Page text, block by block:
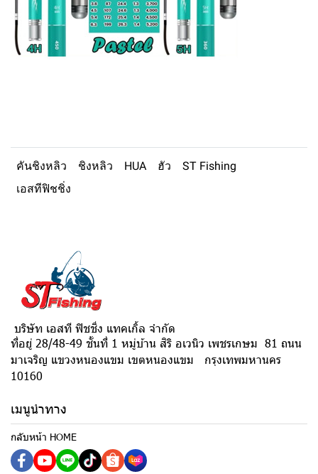
คันชิงหลิว ชิงหลิว HUA ฮัว
ST Fishing
เอสทีฟิชชิ่ง
บริษัท เอสที ฟิชชิ่ง แทคเกิ้ล จำกัด
ที่อยู่ 28/48-49 ชั้นที่ 1 หมู่บ้าน สิริ อเวนิว เพชรเกษม 81 ถนน
มาเจริญ แขวงหนองแขม เขตหนองแขม กรุงเทพมหานคร
10160
เมนูนำทาง
กลับหน้า HOME